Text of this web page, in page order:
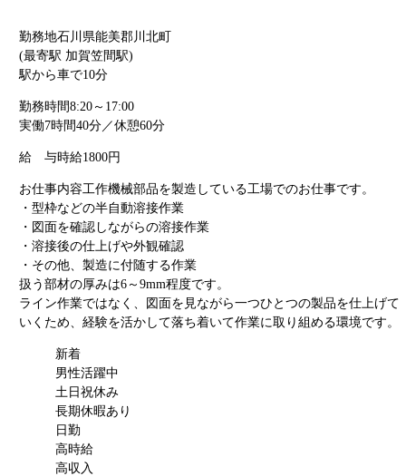
勤務地石川県能美郡川北町
(最寄駅 加賀笠間駅)
駅から車で10分
勤務時間8:20～17:00
実働7時間40分／休憩60分
給 与時給1800円
お仕事内容工作機械部品を製造している工場でのお仕事です。
・型枠などの半自動溶接作業
・図面を確認しながらの溶接作業
・溶接後の仕上げや外観確認
・その他、製造に付随する作業
扱う部材の厚みは6～9mm程度です。
ライン作業ではなく、図面を見ながら一つひとつの製品を仕上げて
いくため、経験を活かして落ち着いて作業に取り組める環境です。
新着
男性活躍中
土日祝休み
長期休暇あり
日勤
高時給
高収入